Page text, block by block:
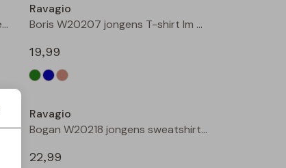
Brick W20268 jongens lange broek Zwart
Ravagio
Boris W20207 jongens T-shirt lm Groen donker
19,99
Bogan W20218 jongens sweatshirt Geel
Ravagio
Bogan W20218 jongens sweatshirt Beige
22,99